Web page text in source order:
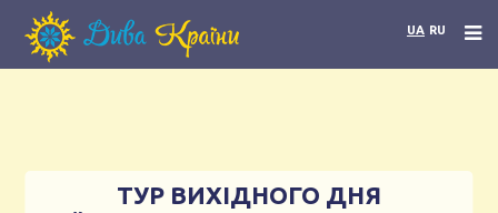
UA RU
ТУР ВИХІДНОГО ДНЯ